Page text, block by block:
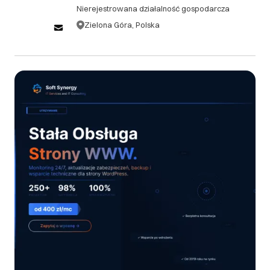
Nierejestrowana działalność gospodarcza
Zielona Góra, Polska
zamówienia, bez ponoszenia żadnych kosztów. 1.2.
Anulacje zamówień po upływie 48 godzin, ale przed
administracyjnej w wysokości 10% wartości
zamówienia. 1.3. W przypadku anulacji zamówienia
po rozpoczęciu prac, klient zobowiązany jest do
pokrycia kosztów już wykonanych prac oraz opłaty
administracyjnej w wysokości 15% pozostałej
wartości zamówienia. ## 2. Zwroty 2.1. Ze względu
na charakter usług świadczonych przez Soft
Synergy, zwroty gotowych produktów cyfrowych
(oprogramowanie, kody źródłowe) nie są
akceptowane. 2.2. W przypadku niezadowolenia
klienta z dostarczonego produktu lub usługi, Soft
Synergy zobowiązuje się do bezpłatnej poprawy lub
modyfikacji zgodnie z pierwotną specyfikacją
projektu. 2.3. Jeśli po trzech próbach poprawy
produkt nadal nie spełnia uzgodnionych wymagań,